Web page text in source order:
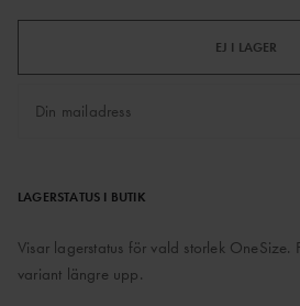
EJ I LAGER
LAGERSTATUS I BUTIK
Visar lagerstatus för vald storlek OneSize.
variant längre upp.